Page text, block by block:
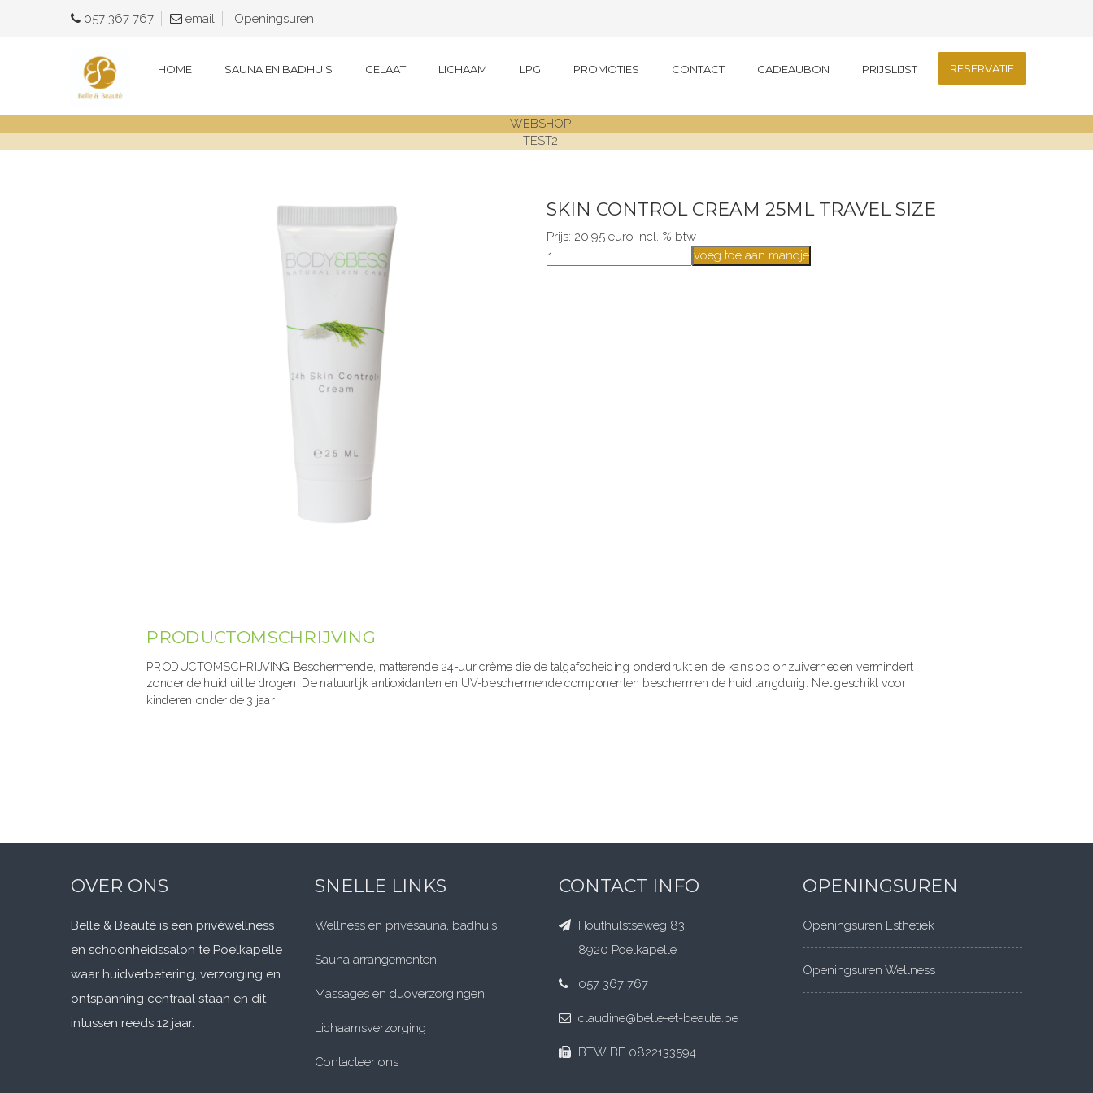
057 367 767 email Openingsuren
HOME SAUNA EN BADHUIS GELAAT LICHAAM LPG PROMOTIES CONTACT CADEAUBON PRIJSLIJST RESERVATIE
WEBSHOP
TEST2
SKIN CONTROL CREAM 25ML TRAVEL SIZE
Prijs: 20,95 euro incl. % btw
PRODUCTOMSCHRIJVING
PRODUCTOMSCHRIJVING Beschermende, matterende 24-uur crème die de talgafscheiding onderdrukt en de kans op onzuiverheden vermindert
zonder de huid uit te drogen. De natuurlijk antioxidanten en UV-beschermende componenten beschermen de huid langdurig. Niet geschikt voor
kinderen onder de 3 jaar
OVER ONS
Belle & Beauté is een privéwellness
en schoonheidssalon te Poelkapelle
waar huidverbetering, verzorging en
ontspanning centraal staan en dit
intussen reeds 12 jaar.
SNELLE LINKS
Wellness en privésauna, badhuis
Sauna arrangementen
Massages en duoverzorgingen
Lichaamsverzorging
Contacteer ons
CONTACT INFO
Houthulstseweg 83,
8920 Poelkapelle
057 367 767
claudine@belle-et-beaute.be
BTW BE 0822133594
OPENINGSUREN
Openingsuren Esthetiek
Openingsuren Wellness